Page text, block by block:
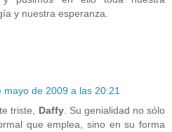
y nuestra esperanza.
mayo de 2009 a las 20:21
triste, Daffy. Su genialidad no sólo
que emplea, sino en su forma